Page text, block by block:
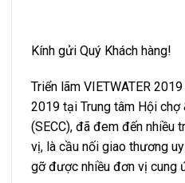
Kính gửi Quý Khách hàng!
Triển lãm VIETWATER
2019 tại Trung tâm Hội chợ
(SECC), đã đem đến nhiều
vị, là cầu nối giao thương
gỡ được nhiều đơn vị cung